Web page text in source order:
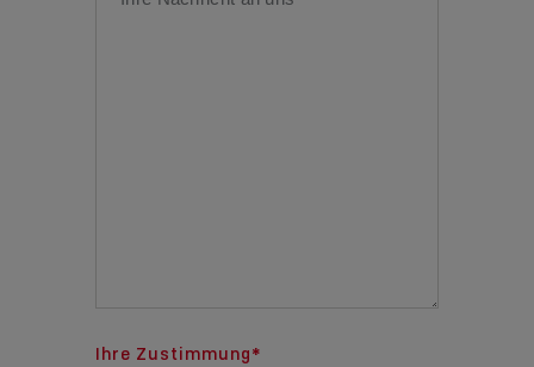
Ihre Zustimmung*